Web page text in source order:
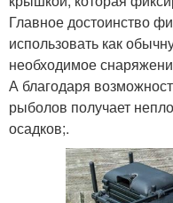
Главное достоинство
использовать как
необходимое
А благодаря
рыболов получает
осадков;.